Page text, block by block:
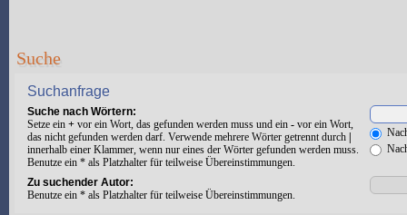
Suche
Suchanfrage
Suche nach Wörtern:
Setze ein + vor ein Wort, das gefunden werden muss und ein - vor ein Wort,
das nicht gefunden werden darf. Verwende mehrere Wörter getrennt durch
innerhalb einer Klammer, wenn nur eines der Wörter gefunden werden muss.
Benutze ein * als Platzhalter für teilweise Übereinstimmungen.
Zu suchender Autor:
Benutze ein * als Platzhalter für teilweise Übereinstimmungen.